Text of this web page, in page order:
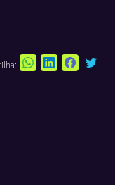
ShareShareShare